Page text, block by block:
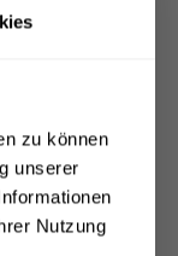
zu können
unserer
Nutzung